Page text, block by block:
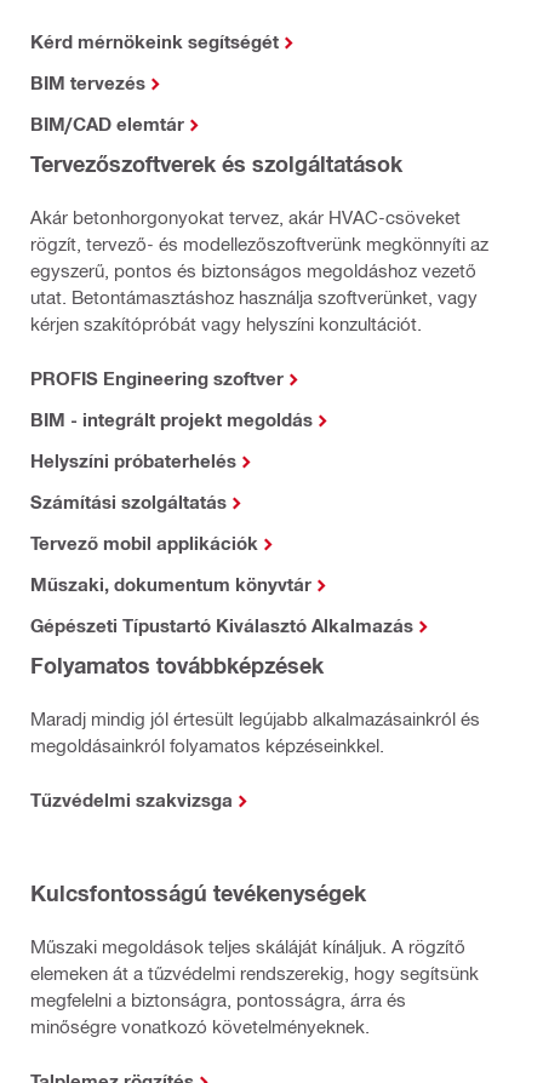
Kérd mérnökeink segítségét
BIM tervezés
BIM/CAD elemtár
Tervezőszoftverek és szolgáltatások
Akár betonhorgonyokat tervez, akár HVAC-csöveket
rögzít, tervező- és modellezőszoftverünk megkönnyíti az
egyszerű, pontos és biztonságos megoldáshoz vezető
utat. Betontámasztáshoz használja szoftverünket, vagy
kérjen szakítópróbát vagy helyszíni konzultációt.
PROFIS Engineering szoftver
BIM - integrált projekt megoldás
Helyszíni próbaterhelés
Számítási szolgáltatás
Tervező mobil applikációk
Műszaki, dokumentum könyvtár
Gépészeti Típustartó Kiválasztó Alkalmazás
Folyamatos továbbképzések
Maradj mindig jól értesült legújabb alkalmazásainkról és
megoldásainkról folyamatos képzéseinkkel.
Tűzvédelmi szakvizsga
Kulcsfontosságú tevékenységek
Műszaki megoldások teljes skáláját kínáljuk. A rögzítő
elemeken át a tűzvédelmi rendszerekig, hogy segítsünk
megfelelni a biztonságra, pontosságra, árra és
minőségre vonatkozó követelményeknek.